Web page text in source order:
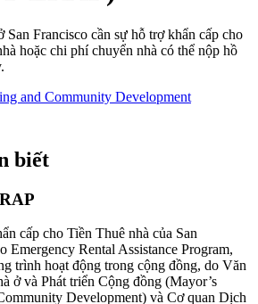
Francisco cần sự hỗ trợ khẩn cấp cho
hoặc chi phí chuyển nhà có thể nộp hồ
and Community Development
biết
cấp cho Tiền Thuê nhà của San
Emergency Rental Assistance Program,
trình hoạt động trong cộng đồng, do Văn
ở và Phát triển Cộng đồng (Mayor’s
Development) và Cơ quan Dịch